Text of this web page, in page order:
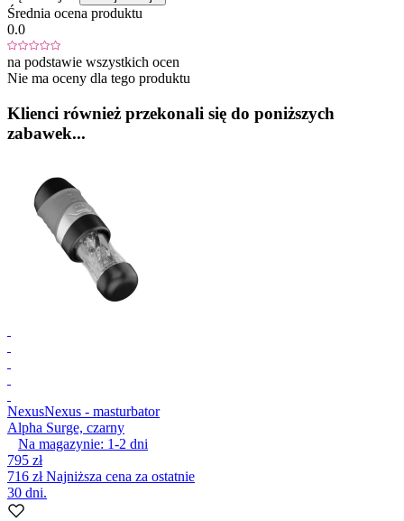
Średnia ocena produktu
0.0
na podstawie wszystkich ocen
Nie ma oceny dla tego produktu
Klienci również przekonali się do poniższych
zabawek...
NexusNexus - masturbator
Alpha Surge, czarny
Na magazynie: 1-2 dni
795 zł
716 złNajniższa cena za ostatnie
30 dni.